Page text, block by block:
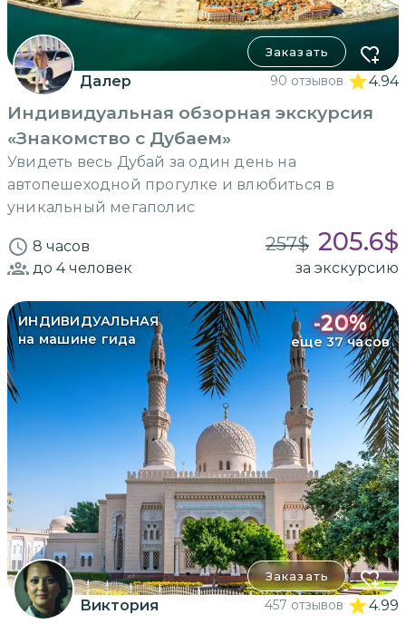
Заказать
Далер 90 отзывов 4.94
Индивидуальная обзорная экскурсия
«Знакомство с Дубаем»
Увидеть весь Дубай за один день на
автопешеходной прогулке и влюбиться в
уникальный мегаполис
8 часов 257$ 205.6$
до 4человек за экскурсию
ИНДИВИДУАЛЬНАЯ
на машине гида
-20%
еще 37 часов
Заказать
Виктория 457 отзывов 4.99